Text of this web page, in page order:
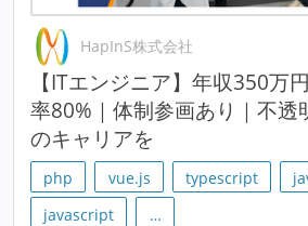
HapInS株式会社
【ITエンジニア】年収350万
率80%｜体制参画あり｜不透
のキャリアを
php vue.js typescript
javascript
…